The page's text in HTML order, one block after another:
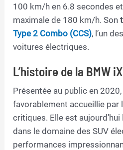
100 km/h en 6.8 secondes
maximale de 180 km/h. Son
Type 2 Combo (CCS), l’un
voitures électriques.
L’histoire de la BMW
Présentée au public en
favorablement accueillie par
critiques. Elle est aujourd’hui
dans le domaine des SUV
performances